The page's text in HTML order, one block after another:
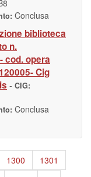
Conclusa
biblioteca
n.
cod. opera
Cig
- CIG:
Conclusa
1300
1301